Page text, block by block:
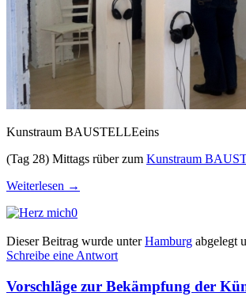
Kunstraum BAUSTELLEeins
(Tag 28) Mittags rüber zum Kunstraum
Weiterlesen →
0
Dieser Beitrag wurde unterHamburg abgelegt
Schreibe eine Antwort
Vorschläge zur Bekämpfung der